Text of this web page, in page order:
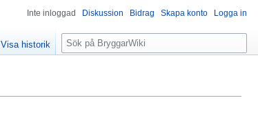
Inte inloggad Diskussion Bidrag Skapa konto Logga in
Visa historik
S
ö